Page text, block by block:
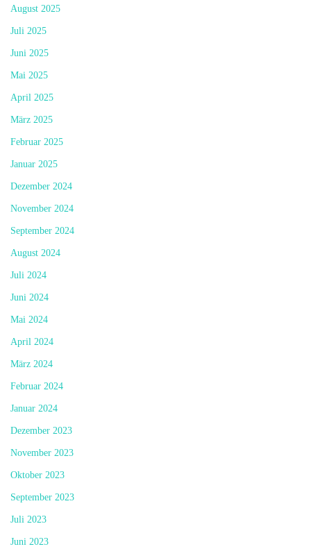
August 2025
Juli 2025
Juni 2025
Mai 2025
April 2025
März 2025
Februar 2025
Januar 2025
Dezember 2024
November 2024
September 2024
August 2024
Juli 2024
Juni 2024
Mai 2024
April 2024
März 2024
Februar 2024
Januar 2024
Dezember 2023
November 2023
Oktober 2023
September 2023
Juli 2023
Juni 2023